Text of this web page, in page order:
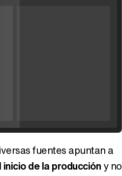
Tráiler de '33 días', la nueva serie de Atresplayer con Julián Villagrán y José Manuel Poga
fuentes apuntan a
de la producción y no